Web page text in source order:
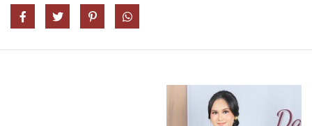
Share on Facebook
Tweet Pin it Share on Whatsapp